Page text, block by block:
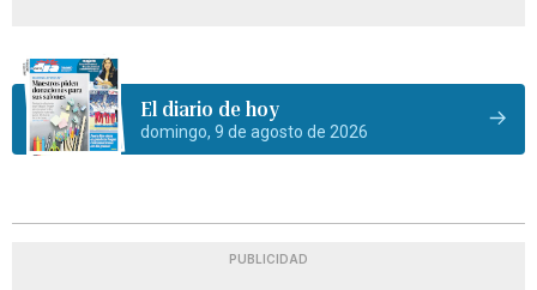
El diario de hoy
domingo, 9 de agosto de 2026
PUBLICIDAD